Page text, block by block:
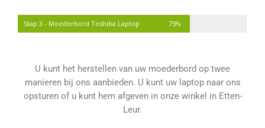
Stap 3 - Moederbord Toshiba Laptop 75%
U kunt het herstellen van uw moederbord op twee
manieren bij ons aanbieden. U kunt uw laptop naar ons
opsturen of u kunt hem afgeven in onze winkel in Etten-
Leur.